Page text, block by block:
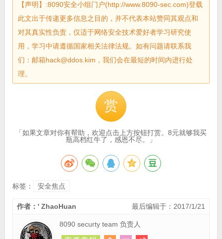
【声明】:8090安全小组门户(http://www.8090-sec.com)登载
此文出于传递更多信息之目的，并不代表本站赞同其观点和
对其真实性负责，仅适于网络安全技术爱好者学习研究使
用，学习中请遵循国家相关法律法规。如有问题请联系我
们：邮箱hack@ddos.kim，我们会在最短的时间内进行处
理。
赏
「如果文章对你有帮助，欢迎点击上方按钮打赏。8元就够我买
瓶高档红牛了，感恩不尽。」
标签： 安全焦点
最后编辑于：2017/1/21
作者：' ZhaoHuan
8090 securty team 负责人